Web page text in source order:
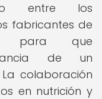
entre los
fabricantes de
para que
de un
colaboración
en nutrición y